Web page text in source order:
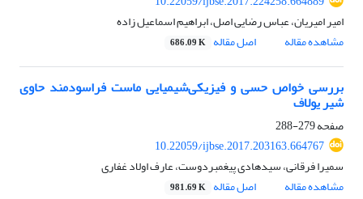
امیر امیریان، عباس رضایی اصل، ابراهیم اسماعیل زاده
مشاهده مقاله
اصل مقاله 686.09 K
بررسی خواص حسی و فیزیکی‌شیمیایی ماست فراسودمند حاوی
شیر یولاف
صفحه279-288
10.22059/ijbse.2017.203163.664767
سمیرا فرقانی، سیدهادی پیغمبردوست، عارف اولاد غفاری
مشاهده مقاله
اصل مقاله 981.69 K